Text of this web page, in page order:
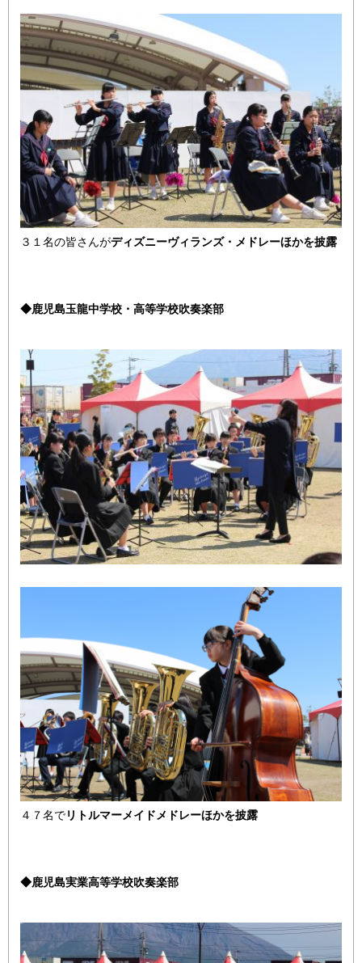
３１名の皆さんがディズニーヴィランズ・メドレーほかを披露
◆鹿児島玉龍中学校・高等学校吹奏楽部
４７名でリトルマーメイドメドレーほかを披露
◆鹿児島実業高等学校吹奏楽部